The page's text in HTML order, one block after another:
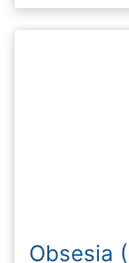
Obsesia